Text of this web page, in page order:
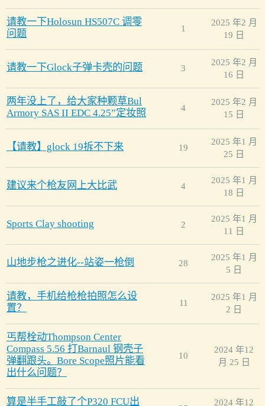
请教一下Holosun HS507C 调零
问题
1
2025 年2 月
19 日
请教一下Glock子弹卡壳的问题 3
2025 年2 月
16 日
两年没上了，给大家种颗草Bul
Armory SAS II EDC 4.25”定妆照
4
2025 年2 月
15 日
【请教】glock 19拆不下来 19
2025 年1 月
25 日
建议来个枪友网上大比武 4
2025 年1 月
18 日
Sports Clay shooting 2
2025 年1 月
11 日
山地步枪之进化--站姿一枪倒 28
2025 年1 月
5 日
请教，手机给枪枪拍照怎么设
置？
11
2025 年1 月
2 日
丐帮栓动Thompson Center
Compass 5.56 打Barnaul 钢壳子
弹翻跟头。Bore Scope照片能看
出什么问题？
10
2024 年12
月 25 日
算是半手工敲了个P320 FCU出 2024 年12